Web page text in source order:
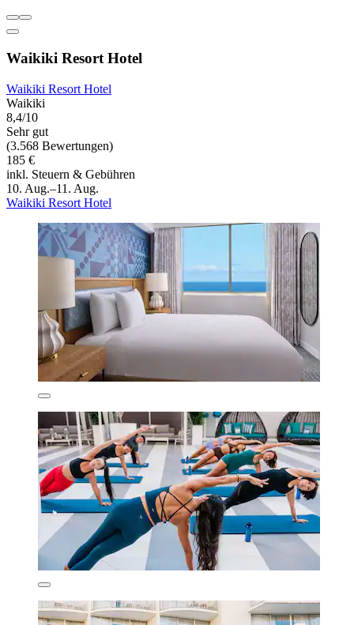
Waikiki Resort Hotel
Waikiki Resort Hotel
Waikiki
8,4/10
Sehr gut
(3.568 Bewertungen)
185 €
inkl. Steuern & Gebühren
10. Aug.–11. Aug.
Waikiki Resort Hotel